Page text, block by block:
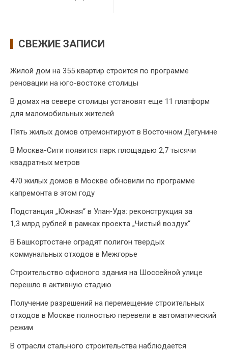
СВЕЖИЕ ЗАПИСИ
Жилой дом на 355 квартир строится по программе
реновации на юго-востоке столицы
В домах на севере столицы установят еще 11 платформ
для маломобильных жителей
Пять жилых домов отремонтируют в Восточном Дегунине
В Москва-Сити появится парк площадью 2,7 тысячи
квадратных метров
470 жилых домов в Москве обновили по программе
капремонта в этом году
Подстанция „Южная“ в Улан‑Удэ: реконструкция за
1,3 млрд рублей в рамках проекта „Чистый воздух“
В Башкортостане оградят полигон твердых
коммунальных отходов в Межгорье
Строительство офисного здания на Шоссейной улице
перешло в активную стадию
Получение разрешений на перемещение строительных
отходов в Москве полностью перевели в автоматический
режим
В отрасли стального строительства наблюдается